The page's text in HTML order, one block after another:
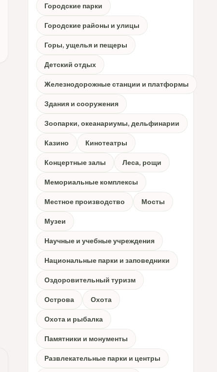
Городские парки
Городские районы и улицы
Горы, ущелья и пещеры
Детский отдых
Железнодорожные станции и платформы
Здания и сооружения
Зоопарки, океанариумы, дельфинарии
Казино Кинотеатры
Концертные залы Леса, рощи
Мемориальные комплексы
Местное производство Мосты
Музеи
Научные и учебные учреждения
Национальные парки и заповедники
Оздоровительный туризм
Острова Охота
Охота и рыбалка
Памятники и монументы
Развлекательные парки и центры